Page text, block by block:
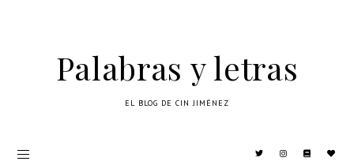
Palabras y letras
EL BLOG DE CIN JIMÉNEZ